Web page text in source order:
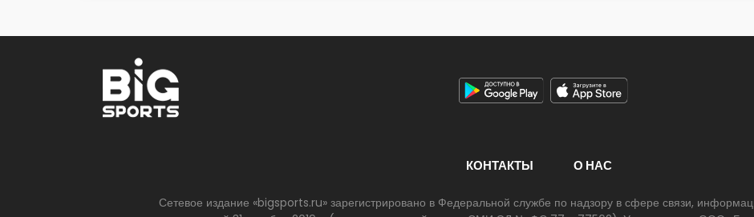
КОНТАКТЫ О НАС
Сетевое издание «bigsports.ru» зарегистрировано в Федеральной службе по надзору в сфере связи,